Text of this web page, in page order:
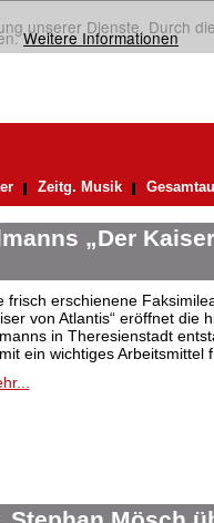
unserer Dienste. Durch
Weitere Informationen
Zeitg. Musik
„Der
frisch erschienene
von Atlantis“ eröffnet die
in Theresienstadt
ein wichtiges Arbeitsmittel